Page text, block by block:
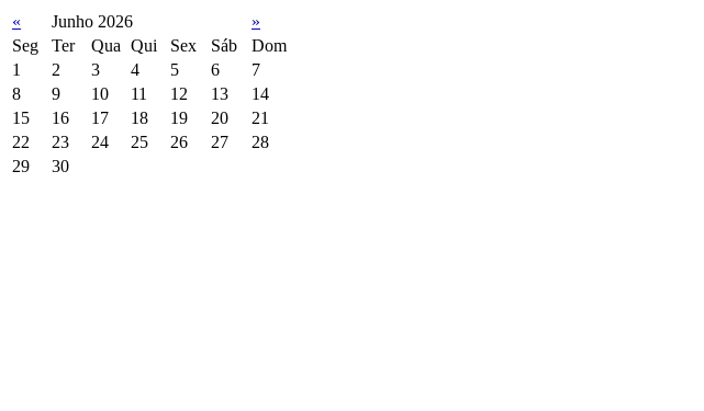
« Junho 2026
»
Seg
Ter Qua Qui Sex Sáb
Dom
1
2 3 4 5 6
7
8
9 10 11 12 13
14
15
16 17 18 19 20
21
22
23 24 25 26 27
28
29
30